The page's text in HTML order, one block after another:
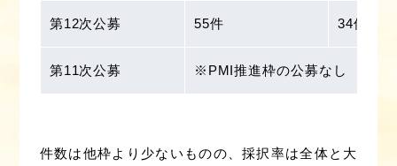
第12次公募 55件 34件
第11次公募 ※PMI推進枠の公募なし
件数は他枠より少ないものの、採択率は全体と大